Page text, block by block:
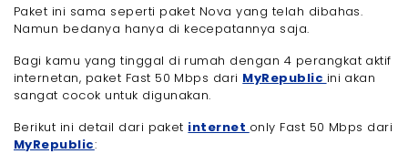
Paket ini sama seperti paket Nova yang telah dibahas.
Namun bedanya hanya di kecepatannya saja.
Bagi kamu yang tinggal di rumah dengan 4 perangkat aktif
internetan, paket Fast 50 Mbps dari MyRepublic ini akan
sangat cocok untuk digunakan.
Berikut ini detail dari paket internet only Fast 50 Mbps dari
MyRepublic: